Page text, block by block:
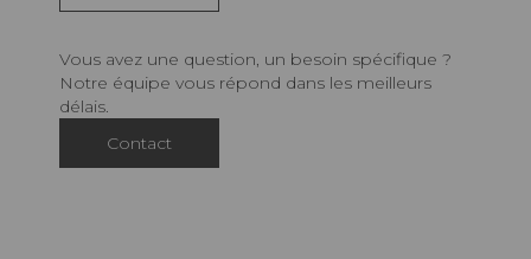
Vous avez une question, un besoin spécifique ?
Notre équipe vous répond dans les meilleurs
délais.
Contact